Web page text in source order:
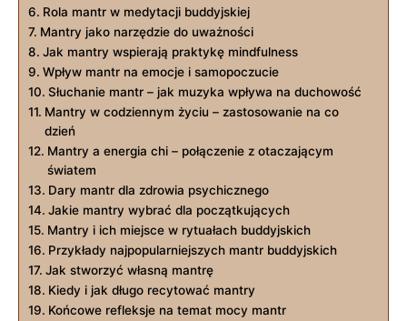
Rola mantr w medytacji buddyjskiej
Mantry jako narzędzie do uważności
Jak mantry wspierają praktykę mindfulness
Wpływ mantr‍ na emocje i​ samopoczucie
Słuchanie mantr – jak muzyka wpływa na duchowość
Mantry⁣ w codziennym życiu – ‍zastosowanie na‍ co
dzień
Mantry a energia⁢ chi – połączenie​ z otaczającym
światem
Dary mantr dla zdrowia psychicznego
Jakie mantry ⁤wybrać dla początkujących
Mantry i ich miejsce ‍w ⁢rytuałach buddyjskich
Przykłady najpopularniejszych mantr buddyjskich
Jak stworzyć własną⁢ mantrę
Kiedy ‌i jak ⁢długo ⁤recytować mantry
Końcowe ⁢refleksje na temat mocy mantr